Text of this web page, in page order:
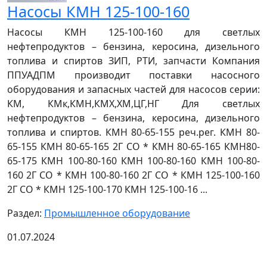
Насосы КМН 125-100-160
Насосы КМН 125-100-160 для светлых
нефтепродуктов – бензина, керосина, дизельного
топлива и спиртов ЗИП, РТИ, запчасти Компания
ППУАДПМ производит поставки насосного
оборудования и запасных частей для насосов серии:
КМ, КМк,КМН,КМХ,ХМ,ЦГ,НГ Для светлых
нефтепродуктов – бензина, керосина, дизельного
топлива и спиртов. КМН 80-65-155 реч.рег. КМН 80-
65-155 КМН 80-65-165 2Г СО * КМН 80-65-165 КМН80-
65-175 КМН 100-80-160 КМН 100-80-160 КМН 100-80-
160 2Г СО * КМН 100-80-160 2Г СО * КМН 125-100-160
2Г СО * КМН 125-100-170 КМН 125-100-16 ...
Раздел: Промышленное оборудование
01.07.2024